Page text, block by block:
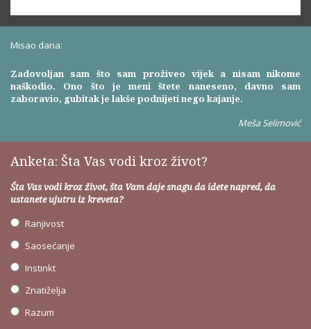
Misao dana:
Zadovoljan sam što sam proživeo vijek a nisam nikome
naškodio. Ono što je meni štete naneseno, davno sam
zaboravio, gubitak je lakše podnijeti nego kajanje.
Meša Selimović
Anketa: Šta Vas vodi kroz život?
Šta Vas vodi kroz život, šta Vam daje snagu da idete napred, da
ustanete ujutru iz kreveta?
Ranjivost
Saosećanje
Instinkt
Znatiželja
Razum